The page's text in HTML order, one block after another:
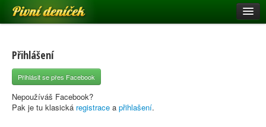
Pivní deníček
Pivní mapa
Pivní značky
Nápověda
Přihlášení
Přihlásit se přes Facebook
Nepoužíváš Facebook?
Pak je tu klasická registrace a přihlašení.